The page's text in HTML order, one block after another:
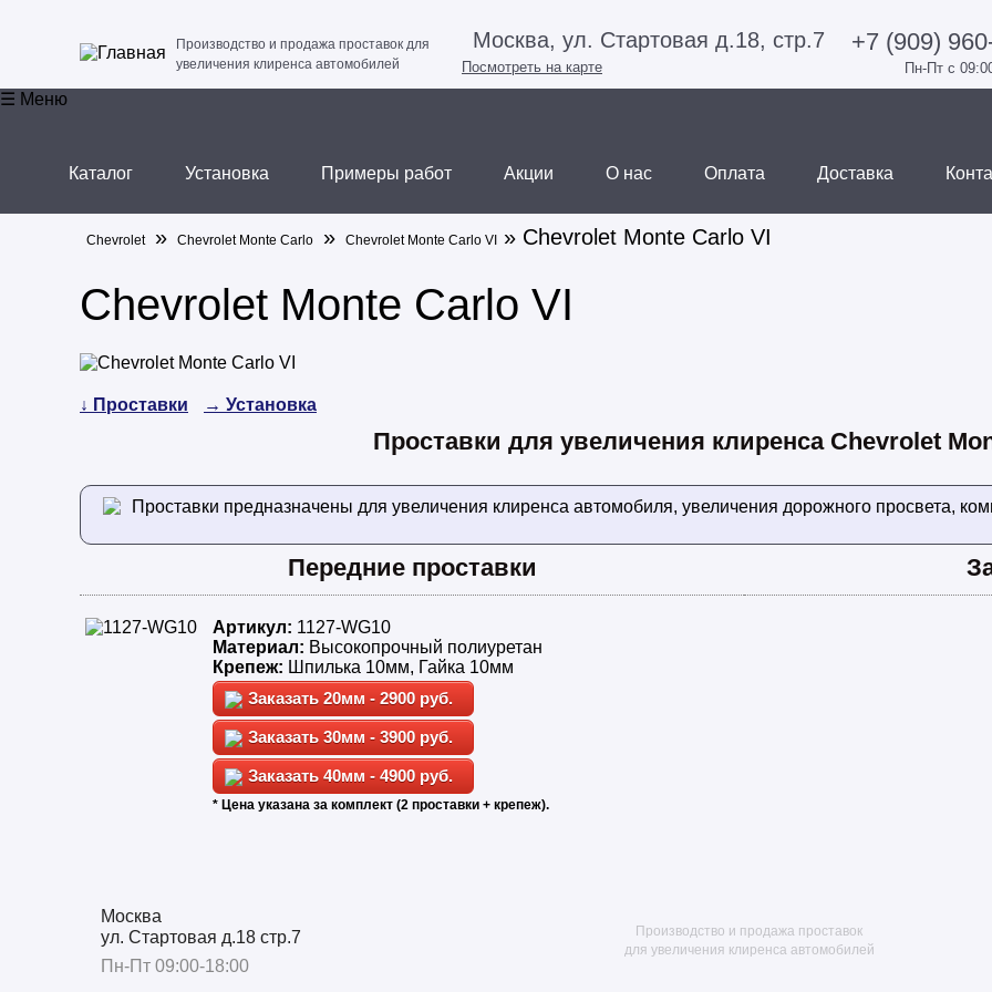
Производство и продажа проставок для
увеличения клиренса автомобилей
Москва, ул. Стартовая д.18, стр.7
Посмотреть на карте
+7 (909)
Пн-Пт с
☰ Меню
Каталог Установка Примеры работ Акции О нас Оплата Доставка
Chevrolet » Chevrolet Monte Carlo » Chevrolet Monte Carlo VI » Chevrolet Monte Carlo VI
Chevrolet Monte Carlo VI
↓ Проставки → Установка
Проставки для увеличения клиренса Chevrolet
Проставки предназначены для увеличения клиренса автомобиля, увеличения дорожного просвета,
Передние проставки
Артикул: 1127-WG10
Материал: Высокопрочный полиуретан
Крепеж: Шпилька 10мм, Гайка 10мм
20мм - 2900 руб.
30мм - 3900 руб.
40мм - 4900 руб.
* Цена указана за комплект (2 проставки + крепеж).
Москва
ул. Стартовая д.18 стр.7
Пн-Пт 09:00-18:00
Производство и продажа проставок
для увеличения клиренса автомобилей